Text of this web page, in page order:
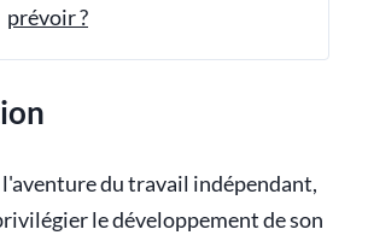
prévoir ?
l'aventure du travail indépendant,
le développement de son